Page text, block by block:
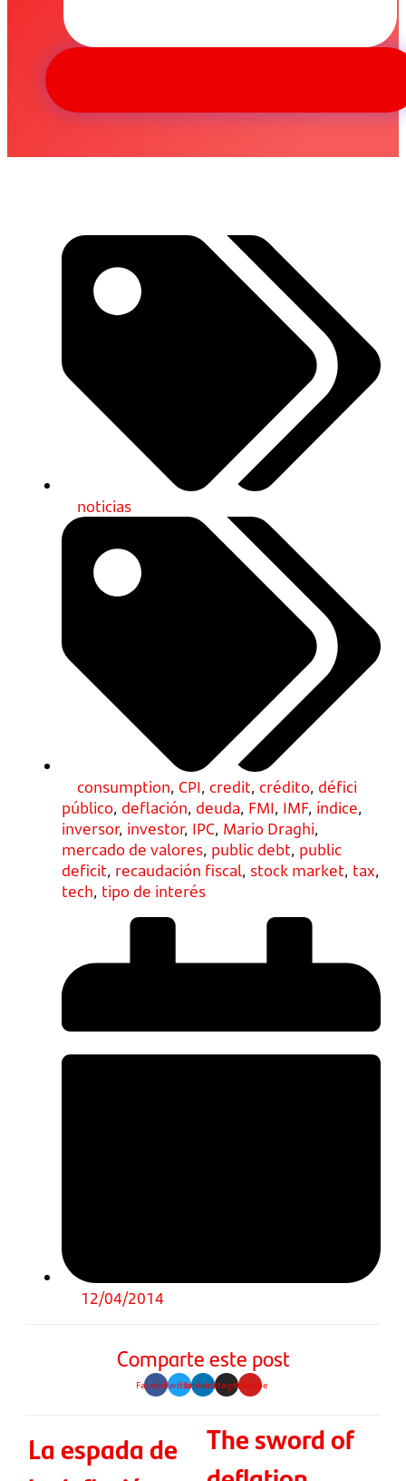
noticias
consumption, CPI, credit, crédito, défici
público, deflación, deuda, FMI, IMF, índice,
inversor, investor, IPC, Mario Draghi,
mercado de valores, public debt, public
deficit, recaudación fiscal, stock market, tax,
tech, tipo de interés
12/04/2014
Comparte este post
FacebookTwitterLinkedinInstagramYoutube
La espada de
The sword of